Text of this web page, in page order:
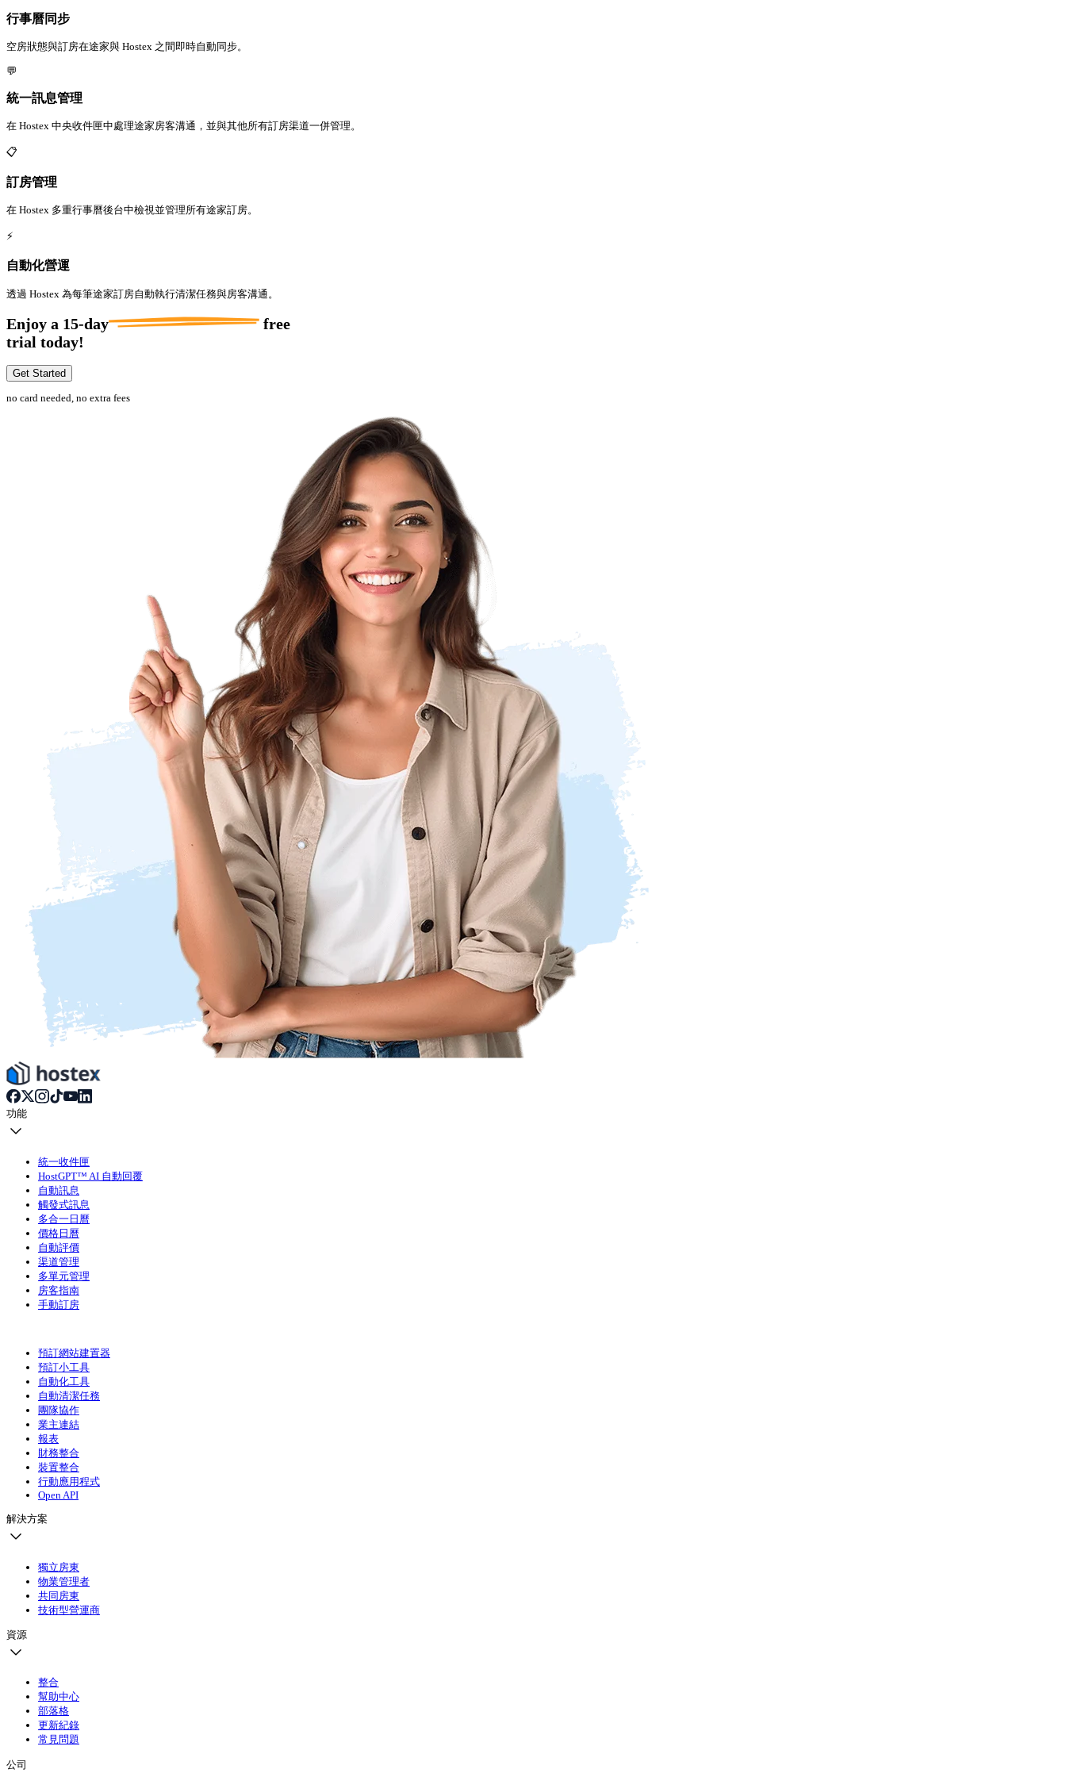
行事曆同步
空房狀態與訂房在途家與 Hostex 之間即時自動同步。
💬
統一訊息管理
在 Hostex 中央收件匣中處理途家房客溝通，並與其他所有訂房渠道一併管理。
📋
訂房管理
在 Hostex 多重行事曆後台中檢視並管理所有途家訂房。
⚡
自動化營運
透過 Hostex 為每筆途家訂房自動執行清潔任務與房客溝通。
Enjoy a 15-day
free
trial today!
Get Started
no card needed, no extra fees
功能
統一收件匣
HostGPT™ AI 自動回覆
自動訊息
觸發式訊息
多合一日曆
價格日曆
自動評價
渠道管理
多單元管理
房客指南
手動訂房
預訂網站建置器
預訂小工具
自動化工具
自動清潔任務
團隊協作
業主連結
報表
財務整合
裝置整合
行動應用程式
Open API
解決方案
獨立房東
物業管理者
共同房東
技術型營運商
資源
整合
幫助中心
部落格
更新紀錄
常見問題
公司